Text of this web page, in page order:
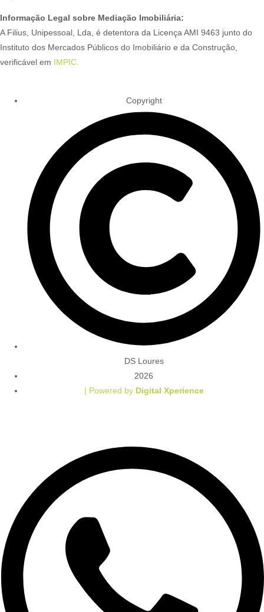
Informação Legal sobre Mediação Imobiliária:
A Filius, Unipessoal, Lda, é detentora da Licença AMI 9463 junto do
Instituto dos Mercados Públicos do Imobiliário e da Construção,
verificável em IMPIC.
Copyright
DS Loures
2026
| Powered by Digital Xperience